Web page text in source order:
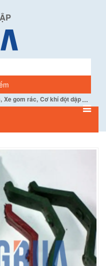
Xe gom rác, Cơ khí đột dập...